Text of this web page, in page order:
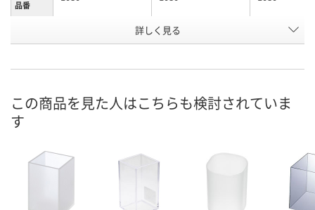
品番
AHR4019 AHR3281
カゴへ カゴへ カ
詳しく見る
この商品を見た人はこちらも検討されていま
す